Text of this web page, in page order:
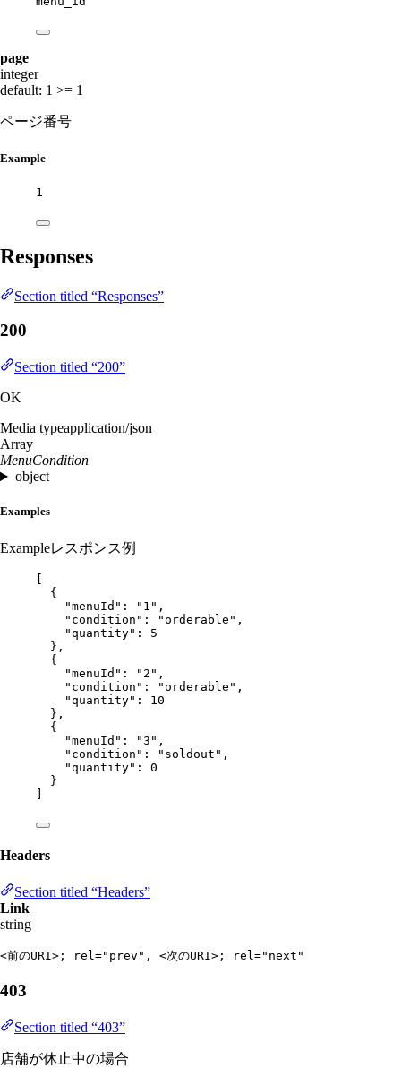
page
integer
default: 1 >= 1
ページ番号
Example
1
Responses
Section titled “Responses”
200
Section titled “200”
OK
Media typeapplication/json
Array
MenuCondition
object
Examples
Exampleレスポンス例
[
{
"menuId" : " 1 " ,
"condition" : "orderable " ,
"quantity" : 5
},
{
"menuId" : " 2 " ,
"condition" : "orderable " ,
"quantity" : 10
},
{
"menuId" : "3 " ,
"condition" : " soldout " ,
"quantity" : 0
}
]
Headers
Section titled “Headers”
Link
string
<前のURI>; rel="prev", <次のURI>; rel="next"
403
Section titled “403”
店舗が休止中の場合